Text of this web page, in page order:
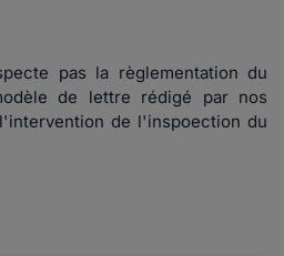
pas la règlementation du
de lettre rédigé par nos
de l'inspoection du